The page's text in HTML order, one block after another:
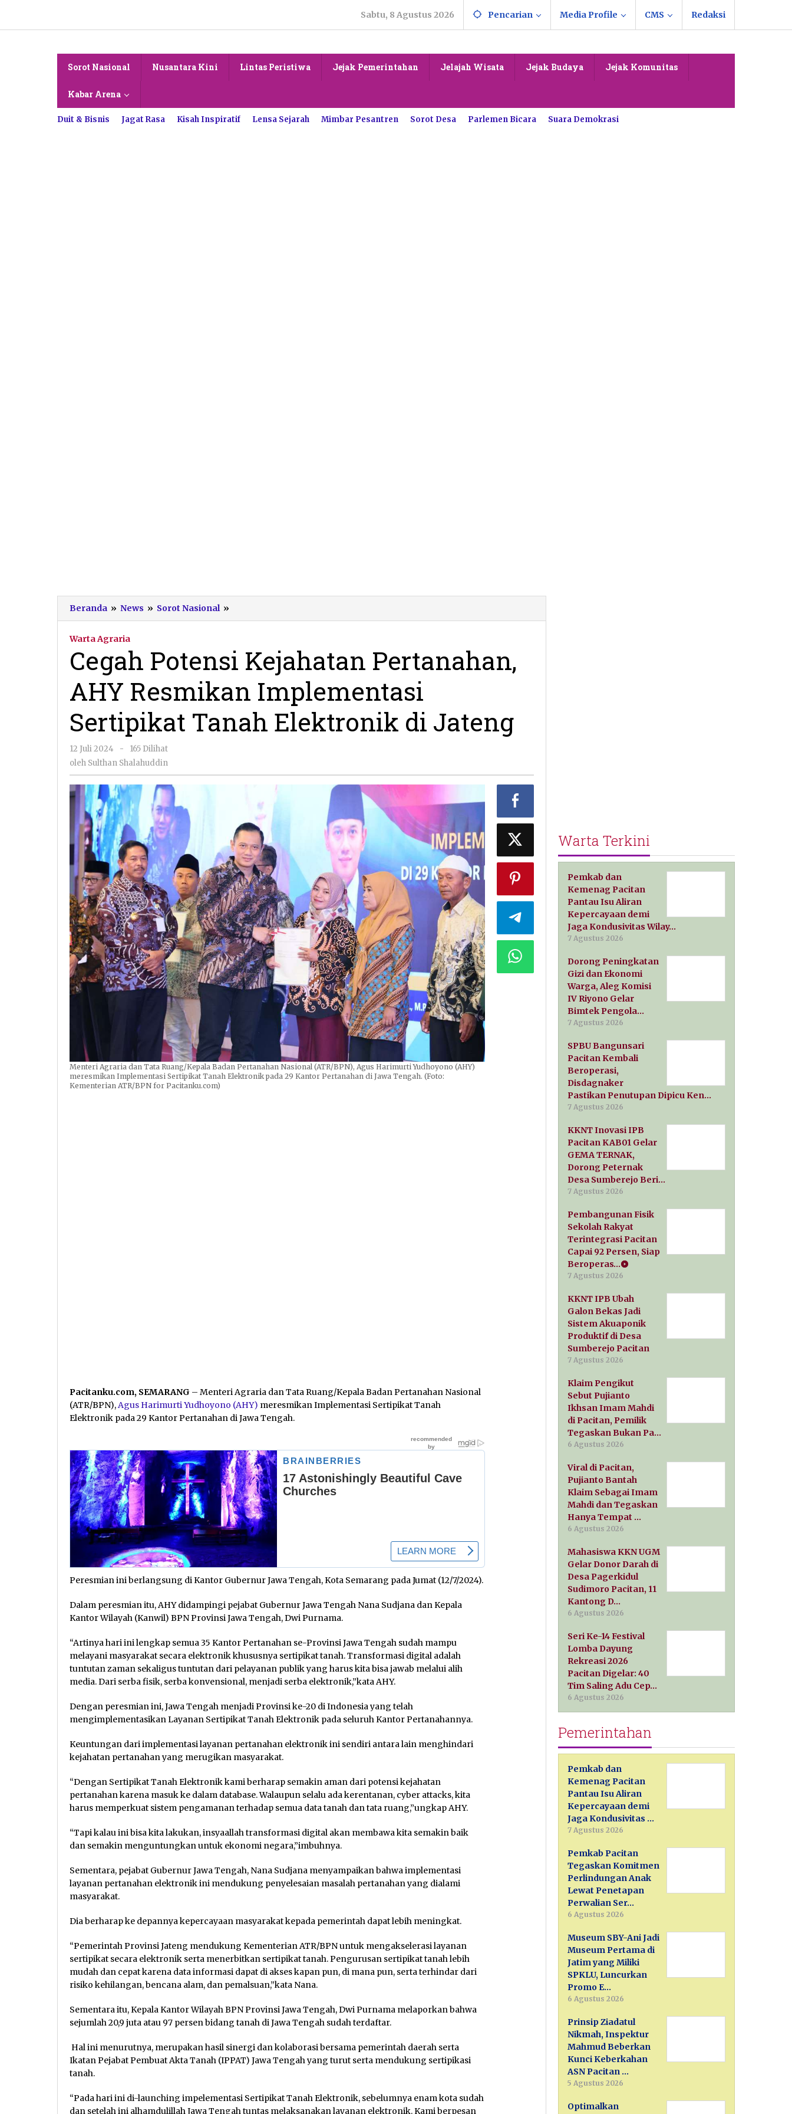
konten
Sabtu, 8 Agustus 2026 Pencarian Media Profile CMS Redaksi
Sorot Nasional Nusantara Kini Lintas Peristiwa Jejak Pemerintahan Jelajah Wisata Jejak Budaya Jejak Komunitas
Kabar Arena
Duit & Bisnis Jagat Rasa Kisah Inspiratif Lensa Sejarah Mimbar Pesantren Sorot Desa Parlemen Bicara Suara Demokrasi
Beranda » News » Sorot Nasional »
Potensi
AHY
Resmikan
Implementasi
Sertipikat
Elektronik
di
Warta Agraria
Cegah Potensi Kejahatan Pertanahan,
AHY Resmikan Implementasi
Sertipikat Tanah Elektronik di Jateng
12 Juli 2024
oleh
Sulthan
-
165 Dilihat
oleh Sulthan Shalahuddin
Menteri Agraria dan Tata Ruang/Kepala Badan Pertanahan Nasional (ATR/BPN), Agus Harimurti Yudhoyono (AHY)
meresmikan Implementasi Sertipikat Tanah Elektronik pada 29 Kantor Pertanahan di Jawa Tengah. (Foto:
Kementerian ATR/BPN for Pacitanku.com)
Pacitanku.com, SEMARANG – Menteri Agraria dan Tata Ruang/Kepala Badan Pertanahan Nasional
(ATR/BPN),Agus Harimurti Yudhoyono (AHY) meresmikan Implementasi Sertipikat Tanah
Elektronik pada 29 Kantor Pertanahan di Jawa Tengah.
Peresmian ini berlangsung di Kantor Gubernur Jawa Tengah, Kota Semarang pada Jumat (12/7/2024).
Dalam peresmian itu, AHY didampingi pejabat Gubernur Jawa Tengah Nana Sudjana dan Kepala
Kantor Wilayah (Kanwil) BPN Provinsi Jawa Tengah, Dwi Purnama.
“Artinya hari ini lengkap semua 35 Kantor Pertanahan se-Provinsi Jawa Tengah sudah mampu
melayani masyarakat secara elektronik khususnya sertipikat tanah. Transformasi digital adalah
tuntutan zaman sekaligus tuntutan dari pelayanan publik yang harus kita bisa jawab melalui alih
media. Dari serba fisik, serba konvensional, menjadi serba elektronik,”kata AHY.
Dengan peresmian ini, Jawa Tengah menjadi Provinsi ke-20 di Indonesia yang telah
mengimplementasikan Layanan Sertipikat Tanah Elektronik pada seluruh Kantor Pertanahannya.
Keuntungan dari implementasi layanan pertanahan elektronik ini sendiri antara lain menghindari
kejahatan pertanahan yang merugikan masyarakat.
“Dengan Sertipikat Tanah Elektronik kami berharap semakin aman dari potensi kejahatan
pertanahan karena masuk ke dalam database. Walaupun selalu ada kerentanan, cyber attacks, kita
harus memperkuat sistem pengamanan terhadap semua data tanah dan tata ruang,”ungkap AHY.
“Tapi kalau ini bisa kita lakukan, insyaallah transformasi digital akan membawa kita semakin baik
dan semakin menguntungkan untuk ekonomi negara,”imbuhnya.
Sementara, pejabat Gubernur Jawa Tengah, Nana Sudjana menyampaikan bahwa implementasi
layanan pertanahan elektronik ini mendukung penyelesaian masalah pertanahan yang dialami
masyarakat.
Dia berharap ke depannya kepercayaan masyarakat kepada pemerintah dapat lebih meningkat.
“Pemerintah Provinsi Jateng mendukung Kementerian ATR/BPN untuk mengakselerasi layanan
sertipikat secara elektronik serta menerbitkan sertipikat tanah. Pengurusan sertipikat tanah lebih
mudah dan cepat karena data informasi dapat di akses kapan pun, di mana pun, serta terhindar dari
risiko kehilangan, bencana alam, dan pemalsuan,”kata Nana.
Sementara itu, Kepala Kantor Wilayah BPN Provinsi Jawa Tengah, Dwi Purnama melaporkan bahwa
sejumlah 20,9 juta atau 97 persen bidang tanah di Jawa Tengah sudah terdaftar.
Hal ini menurutnya, merupakan hasil sinergi dan kolaborasi bersama pemerintah daerah serta
Ikatan Pejabat Pembuat Akta Tanah (IPPAT) Jawa Tengah yang turut serta mendukung sertipikasi
tanah.
“Pada hari ini di-launching impelementasi Sertipikat Tanah Elektronik, sebelumnya enam kota sudah
dan setelah ini alhamdulillah Jawa Tengah tuntas melaksanakan layanan elektronik. Kami berpesan
Warta Terkini
Pemkab dan
Kemenag Pacitan
Pantau Isu Aliran
Kepercayaan demi
Jaga Kondusivitas Wilay…
7 Agustus 2026
Dorong Peningkatan
Gizi dan Ekonomi
Warga, Aleg Komisi
IV Riyono Gelar
Bimtek Pengola…
7 Agustus 2026
SPBU Bangunsari
Pacitan Kembali
Beroperasi,
Disdagnaker
Pastikan Penutupan Dipicu Ken…
7 Agustus 2026
KKNT Inovasi IPB
Pacitan KAB01 Gelar
GEMA TERNAK,
Dorong Peternak
Desa Sumberejo Beri…
7 Agustus 2026
Pembangunan Fisik
Sekolah Rakyat
Terintegrasi Pacitan
Capai 92 Persen, Siap
Beroperas…
7 Agustus 2026
KKNT IPB Ubah
Galon Bekas Jadi
Sistem Akuaponik
Produktif di Desa
Sumberejo Pacitan
7 Agustus 2026
Klaim Pengikut
Sebut Pujianto
Ikhsan Imam Mahdi
di Pacitan, Pemilik
Tegaskan Bukan Pa…
6 Agustus 2026
Viral di Pacitan,
Pujianto Bantah
Klaim Sebagai Imam
Mahdi dan Tegaskan
Hanya Tempat …
6 Agustus 2026
Mahasiswa KKN UGM
Gelar Donor Darah di
Desa Pagerkidul
Sudimoro Pacitan, 11
Kantong D…
6 Agustus 2026
Seri Ke-14 Festival
Lomba Dayung
Rekreasi 2026
Pacitan Digelar: 40
Tim Saling Adu Cep…
6 Agustus 2026
Pemerintahan
Pemkab dan
Kemenag Pacitan
Pantau Isu Aliran
Kepercayaan demi
Jaga Kondusivitas …
7 Agustus 2026
Pemkab Pacitan
Tegaskan Komitmen
Perlindungan Anak
Lewat Penetapan
Perwalian Ser…
6 Agustus 2026
Museum SBY-Ani Jadi
Museum Pertama di
Jatim yang Miliki
SPKLU, Luncurkan
Promo E…
6 Agustus 2026
Prinsip Ziadatul
Nikmah, Inspektur
Mahmud Beberkan
Kunci Keberkahan
ASN Pacitan …
5 Agustus 2026
Optimalkan